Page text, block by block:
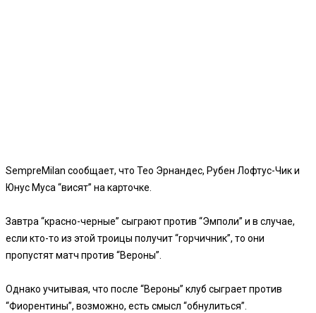
SempreMilan сообщает, что Тео Эрнандес, Рубен Лофтус-Чик и
Юнус Муса “висят” на карточке.
Завтра “красно-черные” сыграют против “Эмполи” и в случае,
если кто-то из этой троицы получит “горчичник”, то они
пропустят матч против “Вероны”.
Однако учитывая, что после “Вероны” клуб сыграет против
“Фиорентины”, возможно, есть смысл “обнулиться”.